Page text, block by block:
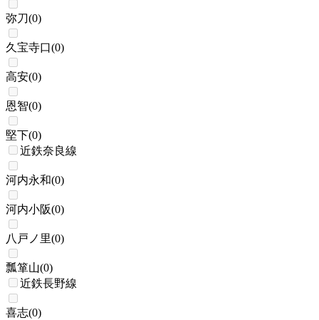
弥刀(0)
久宝寺口(0)
高安(0)
恩智(0)
堅下(0)
近鉄奈良線
河内永和(0)
河内小阪(0)
八戸ノ里(0)
瓢箪山(0)
近鉄長野線
喜志(0)